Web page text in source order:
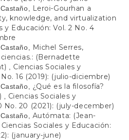
Leroi-Gourhan a
knowledge, and virtualization
y Educación: Vol. 2 No. 4
Michel Serres,
(Bernadette
Ciencias Sociales y
16 (2019): (julio-diciembre)
¿Qué es la filosofía?
Ciencias Sociales y
No. 20 (2021): (july-december)
Autómata: (Jean-
Ciencias Sociales y Educación:
(january-june)